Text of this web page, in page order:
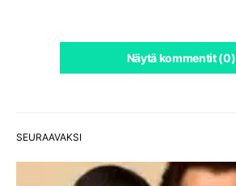
SEURAAVAKSI
Näytä kommentit (0)